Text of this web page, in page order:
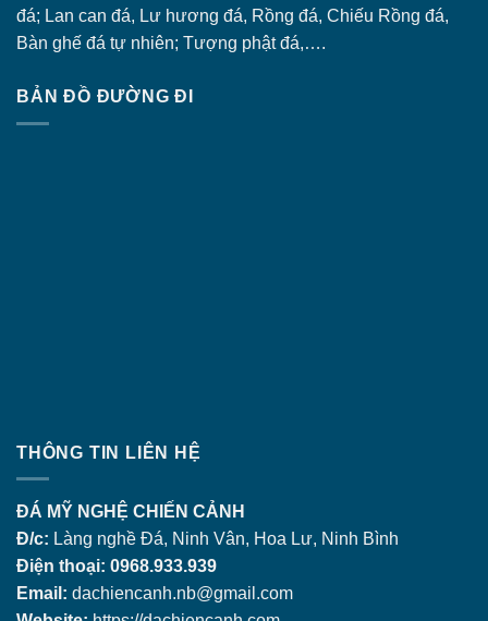
đá; Lan can đá, Lư hương đá, Rồng đá, Chiếu Rồng đá,
Bàn ghế đá tự nhiên; Tượng phật đá,….
BẢN ĐỒ ĐƯỜNG ĐI
THÔNG TIN LIÊN HỆ
ĐÁ MỸ NGHỆ CHIẾN CẢNH
Đ/c: Làng nghề Đá, Ninh Vân, Hoa Lư, Ninh Bình
Điện thoại: 0968.933.939
Email: dachiencanh.nb@gmail.com